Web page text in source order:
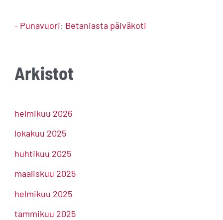
- Punavuori: Betaniasta päiväkoti
Arkistot
helmikuu 2026
lokakuu 2025
huhtikuu 2025
maaliskuu 2025
helmikuu 2025
tammikuu 2025